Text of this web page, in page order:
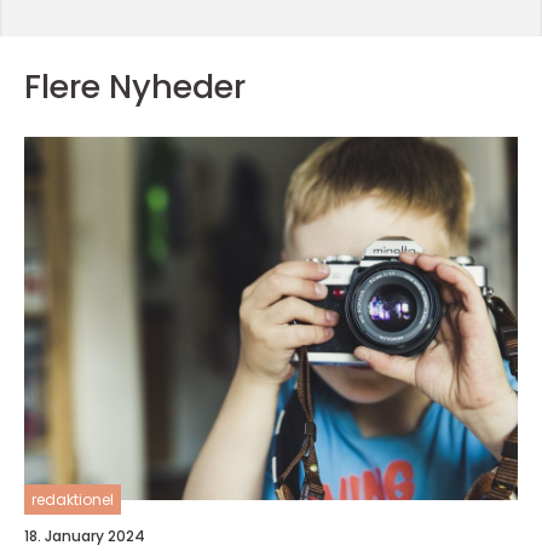
Flere Nyheder
redaktionel
18. January 2024